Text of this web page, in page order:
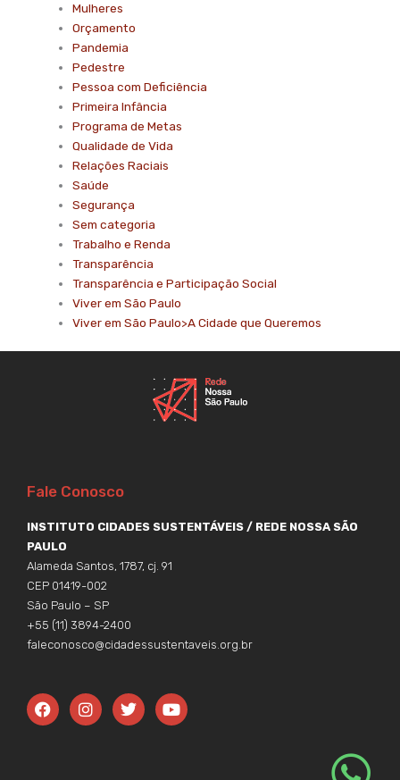
Mulheres
Orçamento
Pandemia
Pedestre
Pessoa com Deficiência
Primeira Infância
Programa de Metas
Qualidade de Vida
Relações Raciais
Saúde
Segurança
Sem categoria
Trabalho e Renda
Transparência
Transparência e Participação Social
Viver em São Paulo
Viver em São Paulo>A Cidade que Queremos
Fale Conosco
INSTITUTO CIDADES SUSTENTÁVEIS / REDE NOSSA SÃO
PAULO
Alameda Santos, 1787, cj. 91
CEP 01419-002
São Paulo – SP
+55 (11) 3894-2400
faleconosco@cidadessustentaveis.org.br
F
a
I
n
T
w
Y
o